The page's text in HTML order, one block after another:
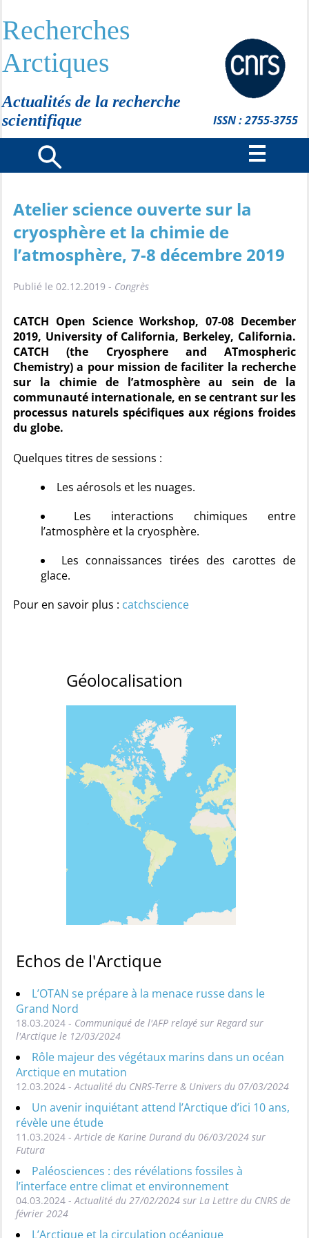
Recherches
Arctiques
Actualités de la recherche
scientifique
ISSN : 2755-3755
Atelier science ouverte sur la
cryosphère et la chimie de
l’atmosphère, 7-8 décembre 2019
Publié le 02.12.2019 - Congrès
CATCH Open Science Workshop, 07-08 December
2019, University of California, Berkeley, California.
CATCH (the Cryosphere and ATmospheric
Chemistry) a pour mission de faciliter la recherche
sur la chimie de l’atmosphère au sein de la
communauté internationale, en se centrant sur les
processus naturels spécifiques aux régions froides
du globe.
Quelques titres de sessions :
Les aérosols et les nuages.
Les interactions chimiques entre
l’atmosphère et la cryosphère.
Les connaissances tirées des carottes de
glace.
Pour en savoir plus : catchscience
Géolocalisation
Echos de l'Arctique
L’OTAN se prépare à la menace russe dans le
Grand Nord
18.03.2024 - Communiqué de l'AFP relayé sur Regard sur
l'Arctique le 12/03/2024
Rôle majeur des végétaux marins dans un océan
Arctique en mutation
12.03.2024 - Actualité du CNRS-Terre & Univers du 07/03/2024
Un avenir inquiétant attend l’Arctique d’ici 10 ans,
révèle une étude
11.03.2024 - Article de Karine Durand du 06/03/2024 sur
Futura
Paléosciences : des révélations fossiles à
l’interface entre climat et environnement
04.03.2024 - Actualité du 27/02/2024 sur La Lettre du CNRS de
février 2024
L’Arctique et la circulation océanique